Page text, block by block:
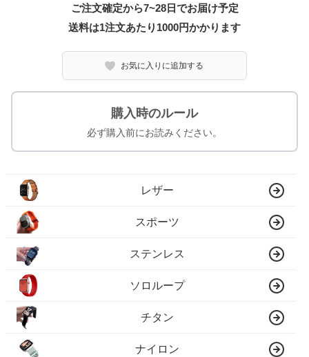
ご注文確定から7~28日でお届け予定
送料は1注文あたり 1000円かかります
お気に入りに追加する
購入時のルール
必ず購入前にお読みください。
レザー
スポーツ
ステンレス
ソロループ
チタン
ナイロン